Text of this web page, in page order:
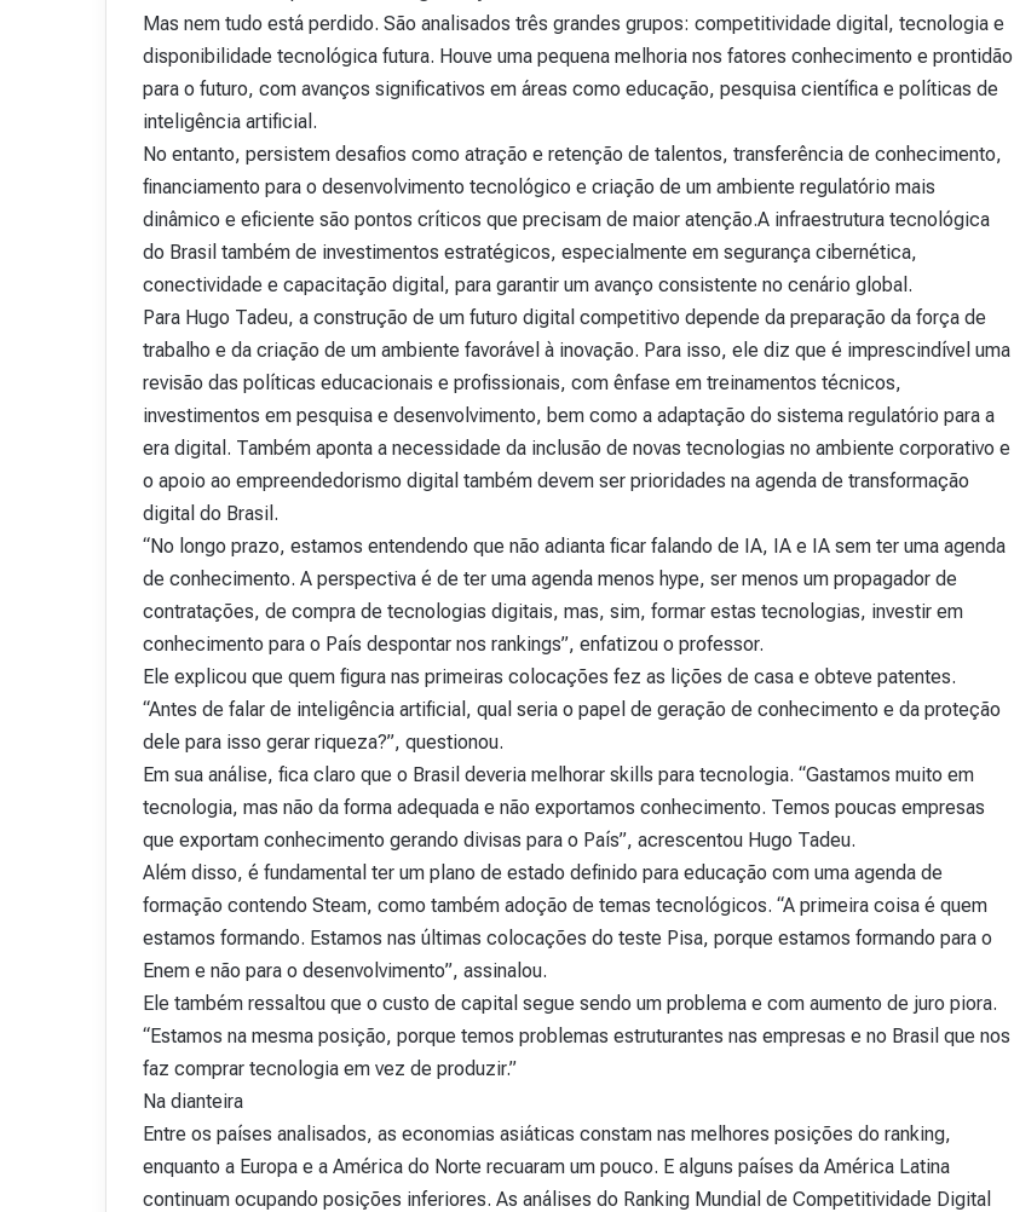
Mas nem tudo está perdido. São analisados três grandes grupos: competitividade digital, tecnologia e
disponibilidade tecnológica futura. Houve uma pequena melhoria nos fatores conhecimento e prontidão
para o futuro, com avanços significativos em áreas como educação, pesquisa científica e políticas de
inteligência artificial.
No entanto, persistem desafios como atração e retenção de talentos, transferência de conhecimento,
financiamento para o desenvolvimento tecnológico e criação de um ambiente regulatório mais
dinâmico e eficiente são pontos críticos que precisam de maior atenção.A infraestrutura tecnológica
do Brasil também de investimentos estratégicos, especialmente em segurança cibernética,
conectividade e capacitação digital, para garantir um avanço consistente no cenário global.
Para Hugo Tadeu, a construção de um futuro digital competitivo depende da preparação da força de
trabalho e da criação de um ambiente favorável à inovação. Para isso, ele diz que é imprescindível uma
revisão das políticas educacionais e profissionais, com ênfase em treinamentos técnicos,
investimentos em pesquisa e desenvolvimento, bem como a adaptação do sistema regulatório para a
era digital. Também aponta a necessidade da inclusão de novas tecnologias no ambiente corporativo e
o apoio ao empreendedorismo digital também devem ser prioridades na agenda de transformação
digital do Brasil.
“No longo prazo, estamos entendendo que não adianta ficar falando de IA, IA e IA sem ter uma agenda
de conhecimento. A perspectiva é de ter uma agenda menos hype, ser menos um propagador de
contratações, de compra de tecnologias digitais, mas, sim, formar estas tecnologias, investir em
conhecimento para o País despontar nos rankings”, enfatizou o professor.
Ele explicou que quem figura nas primeiras colocações fez as lições de casa e obteve patentes.
“Antes de falar de inteligência artificial, qual seria o papel de geração de conhecimento e da proteção
dele para isso gerar riqueza?”, questionou.
Em sua análise, fica claro que o Brasil deveria melhorar skills para tecnologia. “Gastamos muito em
tecnologia, mas não da forma adequada e não exportamos conhecimento. Temos poucas empresas
que exportam conhecimento gerando divisas para o País”, acrescentou Hugo Tadeu.
Além disso, é fundamental ter um plano de estado definido para educação com uma agenda de
formação contendo Steam, como também adoção de temas tecnológicos. “A primeira coisa é quem
estamos formando. Estamos nas últimas colocações do teste Pisa, porque estamos formando para o
Enem e não para o desenvolvimento”, assinalou.
Ele também ressaltou que o custo de capital segue sendo um problema e com aumento de juro piora.
“Estamos na mesma posição, porque temos problemas estruturantes nas empresas e no Brasil que nos
faz comprar tecnologia em vez de produzir.”
Na dianteira
Entre os países analisados, as economias asiáticas constam nas melhores posições do ranking,
enquanto a Europa e a América do Norte recuaram um pouco. E alguns países da América Latina
continuam ocupando posições inferiores. As análises do Ranking Mundial de Competitividade Digital